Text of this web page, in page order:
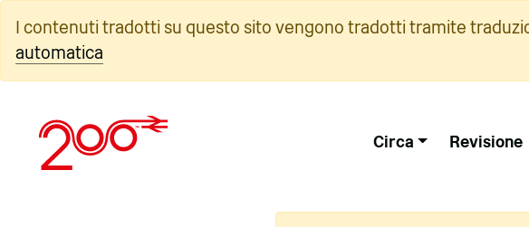
contenuto
I contenuti tradotti su questo sito vengono tradotti tramite
automatica
Circa Revisione